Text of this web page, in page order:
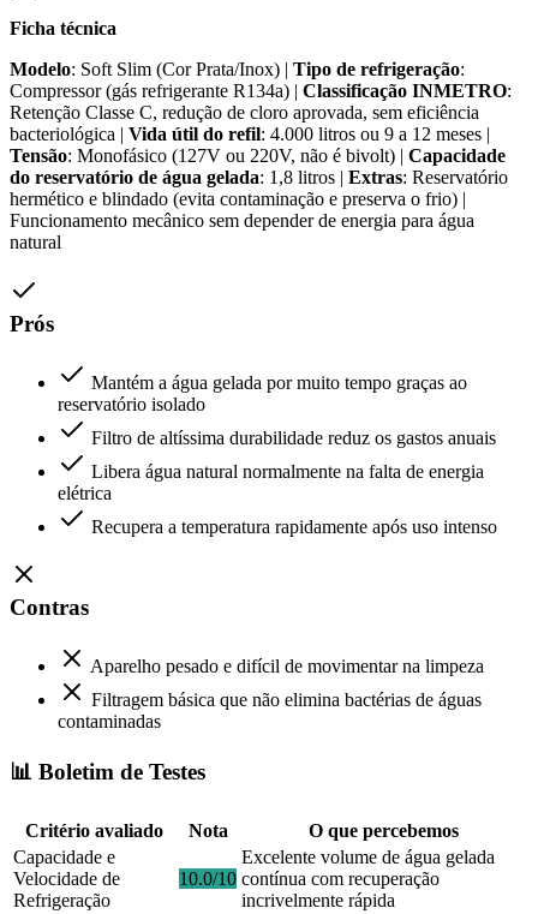
Ficha técnica
Modelo: Soft Slim (Cor Prata/Inox) | Tipo de refrigeração:
Compressor (gás refrigerante R134a) | Classificação INMETRO:
Retenção Classe C, redução de cloro aprovada, sem eficiência
bacteriológica | Vida útil do refil: 4.000 litros ou 9 a 12 meses |
Tensão: Monofásico (127V ou 220V, não é bivolt) | Capacidade
do reservatório de água gelada: 1,8 litros | Extras: Reservatório
hermético e blindado (evita contaminação e preserva o frio) |
Funcionamento mecânico sem depender de energia para água
natural
Prós
Mantém a água gelada por muito tempo graças ao
reservatório isolado
Filtro de altíssima durabilidade reduz os gastos anuais
Libera água natural normalmente na falta de energia
elétrica
Recupera a temperatura rapidamente após uso intenso
Contras
Aparelho pesado e difícil de movimentar na limpeza
Filtragem básica que não elimina bactérias de águas
contaminadas
📊 Boletim de Testes
Critério avaliado Nota
O que percebemos
Capacidade e
Velocidade de
Refrigeração
10.0/10
Excelente volume de água gelada
contínua com recuperação
incrivelmente rápida